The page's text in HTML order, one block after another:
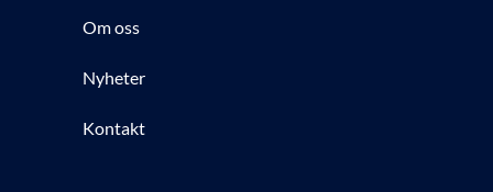
Om oss
Nyheter
Kontakt